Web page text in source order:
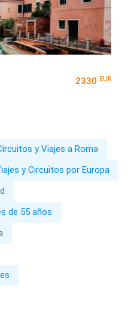
2330 EUR
y Viajes a Roma
y Circuitos por Europa
de 55 años